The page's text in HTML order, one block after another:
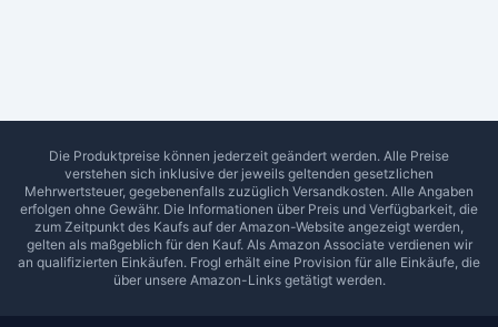
Die Produktpreise können jederzeit geändert werden. Alle Preise
verstehen sich inklusive der jeweils geltenden gesetzlichen
Mehrwertsteuer, gegebenenfalls zuzüglich Versandkosten. Alle Angaben
erfolgen ohne Gewähr. Die Informationen über Preis und Verfügbarkeit, die
zum Zeitpunkt des Kaufs auf der Amazon-Website angezeigt werden,
gelten als maßgeblich für den Kauf. Als Amazon Associate verdienen wir
an qualifizierten Einkäufen. Frogl erhält eine Provision für alle Einkäufe, die
über unsere Amazon-Links getätigt werden.